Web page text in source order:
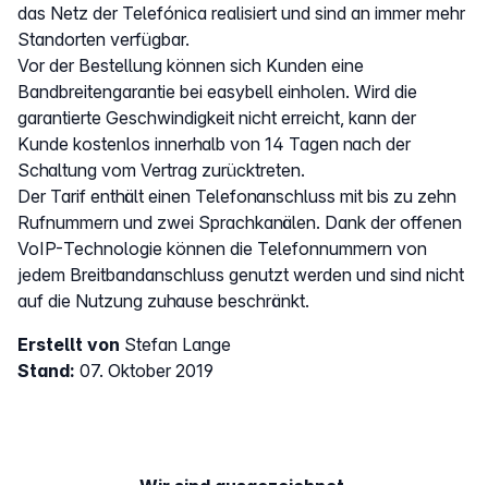
das Netz der Telefónica realisiert und sind an immer mehr
Standorten verfügbar.
Vor der Bestellung können sich Kunden eine
Bandbreitengarantie bei easybell einholen. Wird die
garantierte Geschwindigkeit nicht erreicht, kann der
Kunde kostenlos innerhalb von 14 Tagen nach der
Schaltung vom Vertrag zurücktreten.
Der Tarif enthält einen Telefonanschluss mit bis zu zehn
Rufnummern und zwei Sprachkanälen. Dank der offenen
VoIP-Technologie können die Telefonnummern von
jedem Breitbandanschluss genutzt werden und sind nicht
auf die Nutzung zuhause beschränkt.
Erstellt von Stefan Lange
Stand: 07. Oktober 2019